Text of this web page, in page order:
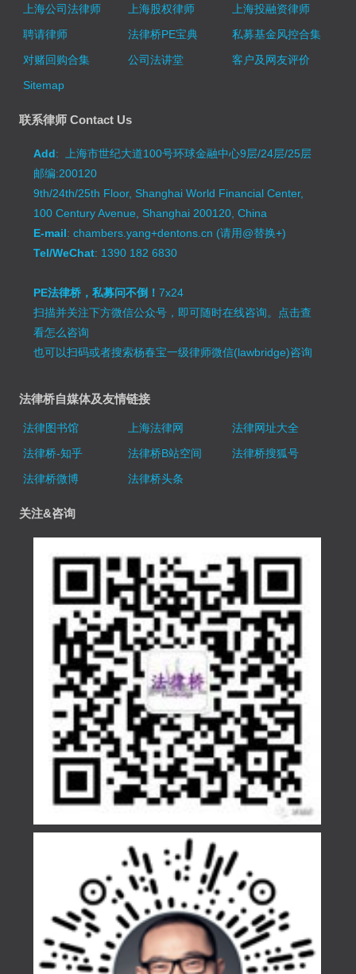
上海公司法律师
上海股权律师
上海投融资律师
聘请律师
法律桥PE宝典
私募基金风控合集
对赌回购合集
公司法讲堂
客户及网友评价
Sitemap
联系律师 Contact Us
Add: 上海市世纪大道100号环球金融中心9层/24层/25层
邮编:200120
9th/24th/25th Floor, Shanghai World Financial Center,
100 Century Avenue, Shanghai 200120, China
E-mail: chambers.yang+dentons.cn (请用@替换+)
Tel/WeChat: 1390 182 6830
PE法律桥，私募问不倒！7x24
扫描并关注下方微信公众号，即可随时在线咨询。 点击查
看怎么咨询
也可以扫码或者搜索杨春宝一级律师微信(lawbridge)咨询
法律桥自媒体及友情链接
法律图书馆 上海法律网
法律网址大全
法律桥-知乎
法律桥B站空间
法律桥搜狐号
法律桥微博
法律桥头条
关注&咨询